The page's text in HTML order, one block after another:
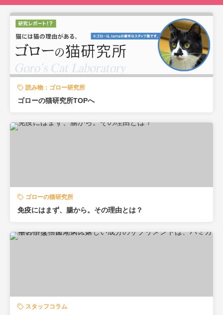
読み物：ゴロー研究所
ゴローの猫研究所TOPへ
ゴローの猫研究所
免疫にはまず、腸から。その理由とは？
スタッフコラム